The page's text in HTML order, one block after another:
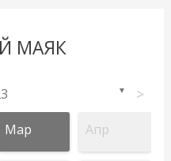
МАЯК
▼ >
Мар Апр